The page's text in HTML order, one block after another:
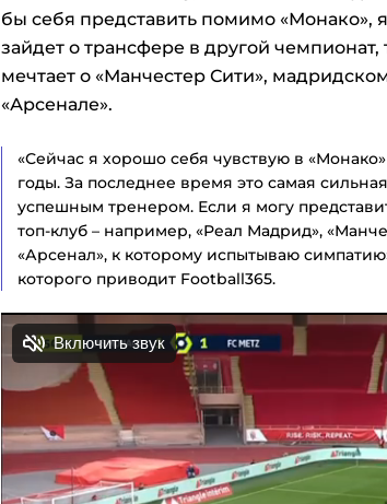
бы себя представить помимо «Монако»,
зайдет о трансфере в другой чемпионат,
мечтает о «Манчестер Сити»,
«Арсенале».
«Сейчас я хорошо себя чувствую в
годы. За последнее время это самая
успешным тренером. Если я могу
топ-клуб – например, «Реал Мадрид»,
«Арсенал», к которому испытываю
которого приводит Football365.